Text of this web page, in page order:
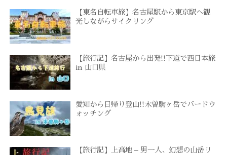
【東名自転車旅】名古屋駅から東京駅へ観
光しながらサイクリング
【旅行記】名古屋から出発!!下道で西日本旅
in 山口県
愛知から日帰り登山!!木曽駒ヶ岳でバードウ
ォッチング
【旅行記】上高地 – 男一人、幻想の山岳リ